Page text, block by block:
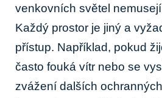
‍venkovních světel
Každý prostor je jiný a⁢
přístup. ⁤Například, ​pokud
často fouká vítr nebo se
zvážení dalších